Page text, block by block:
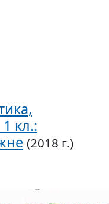
кл.:
(2018 г.)